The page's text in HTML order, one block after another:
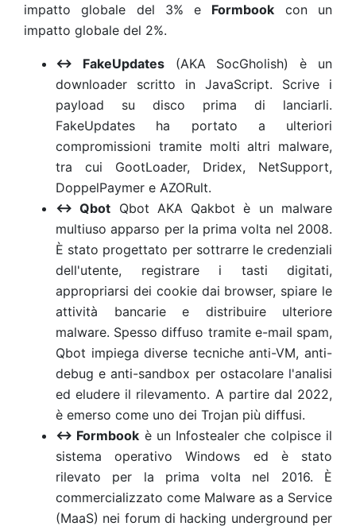
impatto globale del 3% e Formbook con un
impatto globale del 2%.
↔ FakeUpdates(AKA SocGholish) è un
downloader scritto in JavaScript. Scrive i
payload su disco prima di lanciarli.
FakeUpdates ha portato a ulteriori
compromissioni tramite molti altri malware,
tra cui GootLoader, Dridex, NetSupport,
DoppelPaymer e AZORult.
↔ Qbot Qbot AKA Qakbot è un malware
multiuso apparso per la prima volta nel 2008.
È stato progettato per sottrarre le credenziali
dell'utente, registrare i tasti digitati,
appropriarsi dei cookie dai browser, spiare le
attività bancarie e distribuire ulteriore
malware. Spesso diffuso tramite e-mail spam,
Qbot impiega diverse tecniche anti-VM, anti-
debug e anti-sandbox per ostacolare l'analisi
ed eludere il rilevamento. A partire dal 2022,
è emerso come uno dei Trojan più diffusi.
↔ Formbook è un Infostealer che colpisce il
sistema operativo Windows ed è stato
rilevato per la prima volta nel 2016. È
commercializzato come Malware as a Service
(MaaS) nei forum di hacking underground per